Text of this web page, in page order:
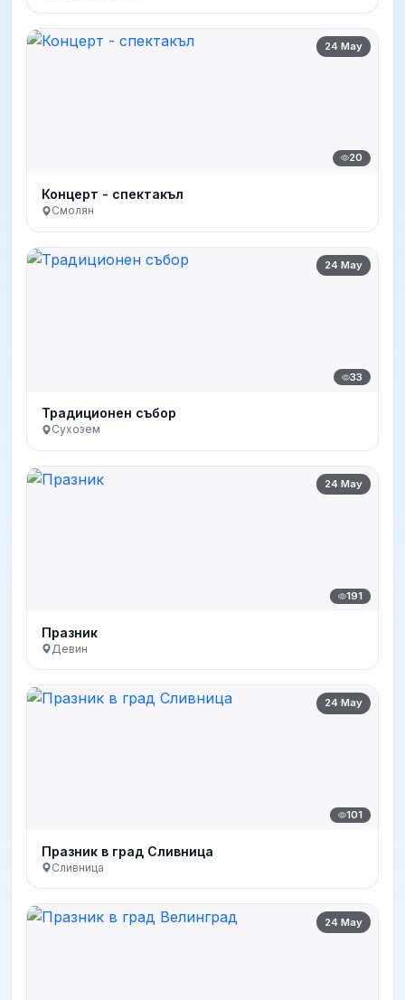
24 May
20
Концерт - спектакъл
Смолян
24 May
33
Традиционен събор
Сухозем
24 May
191
Празник
Девин
24 May
101
Празник в град Сливница
Сливница
24 May